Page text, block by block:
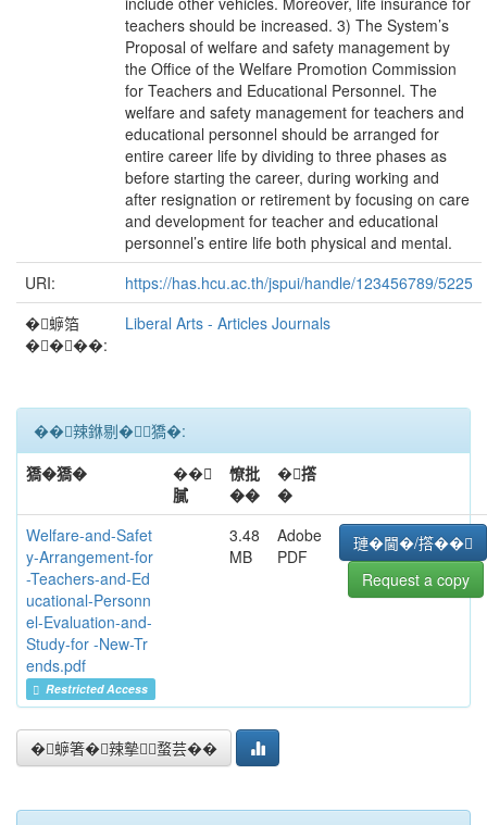
teachers should be increased. 3) The System’s
Proposal of welfare and safety management by
the Office of the Welfare Promotion Commission
for Teachers and Educational Personnel. The
welfare and safety management for teachers and
educational personnel should be arranged for
entire career life by dividing to three phases as
before starting the career, during working and
after resignation or retirement by focusing on care
and development for teacher and educational
personnel’s entire life both physical and mental.
URI:
https://has.hcu.ac.th/jspui/handle/123456789/5225
�蝷箔
����:
Liberal Arts - Articles Journals
��辣銝剔�﹝獢�:
獢�獢�
��
膩
憭批
��
�撘
�
Welfare-and-Safet
y-Arrangement-for
-Teachers-and-Ed
ucational-Personn
el-Evaluation-and-
Study-for -New-Tr
ends.pdf
Restricted Access
3.48
MB
Adobe
PDF
璉�閫�/撘��
Request a copy
�蝷箸�辣摰蝥芸��